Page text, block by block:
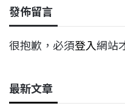
發佈留言
很抱歉，必須登入網站
最新文章